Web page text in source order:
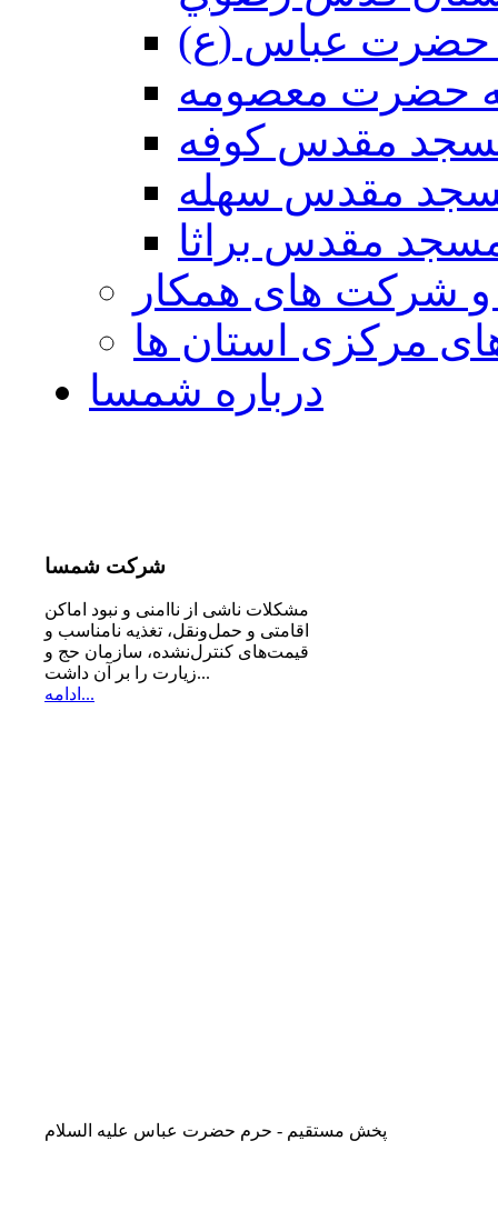
حضرت عباس (ع)
حضرت معصومه
مقدس كوفه
مقدس سهله
مقدس براثا
و شرکت های همکار
مرکزی استان ها
درباره شمسا
شرکت شمسا
مشكلات ناشی از ناامنی و نبود اماكن
اقامتی و حمل‌ونقل، تغذیه‌ نامناسب و
قیمت‌های كنترل‌نشده، سازمان حج و
زیارت را بر آن داشت...
ادامه...
پخش مستقیم - حرم حضرت عباس علیه السلام